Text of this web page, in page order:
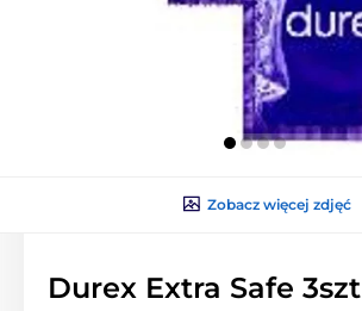
Zobacz więcej zdjęć
Durex Extra Safe 3szt